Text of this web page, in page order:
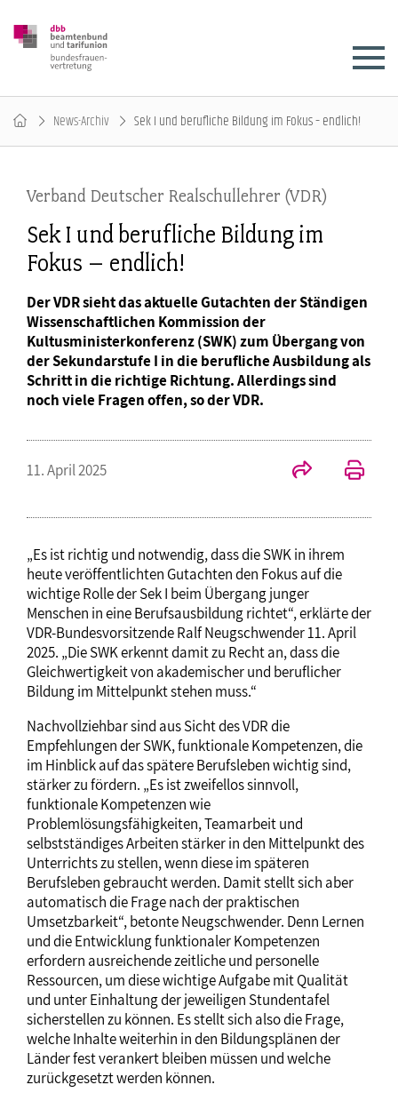
News-Archiv Sek I und berufliche Bildung im Fokus – endlich!
Verband Deutscher Realschullehrer (VDR)
Sek I und berufliche Bildung im
Fokus – endlich!
Der VDR sieht das aktuelle Gutachten der Ständigen
Wissenschaftlichen Kommission der
Kultusministerkonferenz (SWK) zum Übergang von
der Sekundarstufe I in die berufliche Ausbildung als
Schritt in die richtige Richtung. Allerdings sind
noch viele Fragen offen, so der VDR.
11. April 2025
„Es ist richtig und notwendig, dass die SWK in ihrem
heute veröffentlichten Gutachten den Fokus auf die
wichtige Rolle der Sek I beim Übergang junger
Menschen in eine Berufsausbildung richtet“, erklärte der
VDR-Bundesvorsitzende Ralf Neugschwender 11. April
2025. „Die SWK erkennt damit zu Recht an, dass die
Gleichwertigkeit von akademischer und beruflicher
Bildung im Mittelpunkt stehen muss.“
Nachvollziehbar sind aus Sicht des VDR die
Empfehlungen der SWK, funktionale Kompetenzen, die
im Hinblick auf das spätere Berufsleben wichtig sind,
stärker zu fördern. „Es ist zweifellos sinnvoll,
funktionale Kompetenzen wie
Problemlösungsfähigkeiten, Teamarbeit und
selbstständiges Arbeiten stärker in den Mittelpunkt des
Unterrichts zu stellen, wenn diese im späteren
Berufsleben gebraucht werden. Damit stellt sich aber
automatisch die Frage nach der praktischen
Umsetzbarkeit“, betonte Neugschwender. Denn Lernen
und die Entwicklung funktionaler Kompetenzen
erfordern ausreichende zeitliche und personelle
Ressourcen, um diese wichtige Aufgabe mit Qualität
und unter Einhaltung der jeweiligen Stundentafel
sicherstellen zu können. Es stellt sich also die Frage,
welche Inhalte weiterhin in den Bildungsplänen der
Länder fest verankert bleiben müssen und welche
zurückgesetzt werden können.